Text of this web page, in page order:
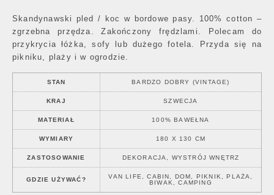
Skandynawski pled / koc w bordowe pasy. 100% cotton –
zgrzebna przędza. Zakończony frędzlami. Polecam do
przykrycia łóżka, sofy lub dużego fotela. Przyda się na
pikniku, plaży i w ogrodzie.
STAN BARDZO DOBRY (VINTAGE)
KRAJ SZWECJA
MATERIAŁ 100% BAWEŁNA
WYMIARY 180 X 130 CM
ZASTOSOWANIE DEKORACJA, WYSTRÓJ WNĘTRZ
GDZIE UŻYWAĆ?
VAN LIFE, CABIN, DOM, PIKNIK, PLAŻA,
BIWAK, CAMPING